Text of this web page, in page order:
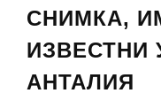
СНИМКА,
ИЗВЕСТНИ
АНТАЛИЯ